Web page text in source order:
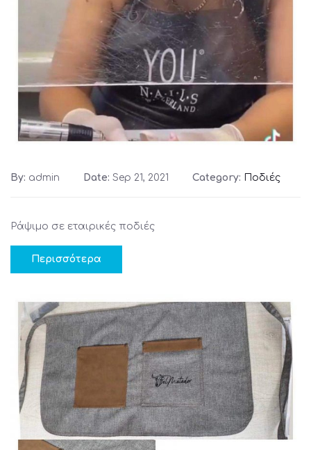
By: admin Date: Sep 21, 2021 Category: Ποδιές
Ράψιμο σε εταιρικές ποδιές
Περισσότερα